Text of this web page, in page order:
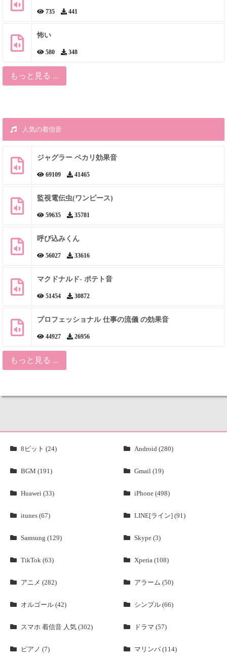
735 441
怖い
580 348
もっと見る ...
人気の着信音
ジャグラー ペカリ効果音
69109 41465
監視電伝虫(ワンピース)
59635 35781
呼び込みくん
56027 33616
マクドナルド- ポテト音
51454 30872
プロフェッショナル 仕事の流儀 の効果音
44927 26956
もっと見る ...
8ビット (24) Android (280)
BGM (191) Gmail (19)
Huawei (33) iPhone (498)
itunes (67) LINE[ライン] (91)
Samsung (129) Skype (3)
TikTok (63) Xperia (108)
アニメ (282) アラーム (50)
オルゴール (42) シンプル (66)
スマホ 着信音 人気 (302) ドラマ (57)
ピアノ (7) マリンバ (114)